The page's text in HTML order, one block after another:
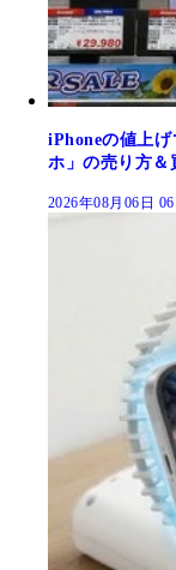
iPhoneの値上
ホ」の売り方＆
2026年08月06日